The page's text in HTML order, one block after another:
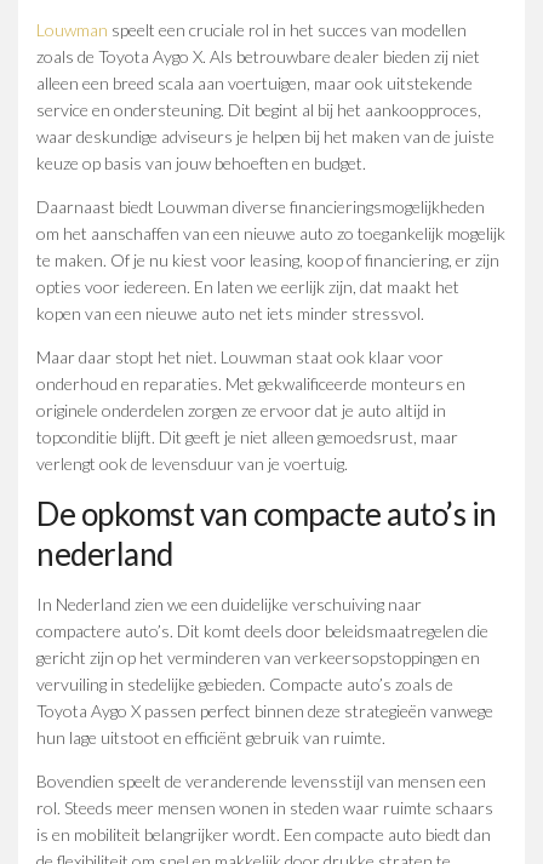
Louwman speelt een cruciale rol in het succes van modellen
zoals de Toyota Aygo X. Als betrouwbare dealer bieden zij niet
alleen een breed scala aan voertuigen, maar ook uitstekende
service en ondersteuning. Dit begint al bij het aankoopproces,
waar deskundige adviseurs je helpen bij het maken van de juiste
keuze op basis van jouw behoeften en budget.
Daarnaast biedt Louwman diverse financieringsmogelijkheden
om het aanschaffen van een nieuwe auto zo toegankelijk mogelijk
te maken. Of je nu kiest voor leasing, koop of financiering, er zijn
opties voor iedereen. En laten we eerlijk zijn, dat maakt het
kopen van een nieuwe auto net iets minder stressvol.
Maar daar stopt het niet. Louwman staat ook klaar voor
onderhoud en reparaties. Met gekwalificeerde monteurs en
originele onderdelen zorgen ze ervoor dat je auto altijd in
topconditie blijft. Dit geeft je niet alleen gemoedsrust, maar
verlengt ook de levensduur van je voertuig.
De opkomst van compacte auto’s in
nederland
In Nederland zien we een duidelijke verschuiving naar
compactere auto’s. Dit komt deels door beleidsmaatregelen die
gericht zijn op het verminderen van verkeersopstoppingen en
vervuiling in stedelijke gebieden. Compacte auto’s zoals de
Toyota Aygo X passen perfect binnen deze strategieën vanwege
hun lage uitstoot en efficiënt gebruik van ruimte.
Bovendien speelt de veranderende levensstijl van mensen een
rol. Steeds meer mensen wonen in steden waar ruimte schaars
is en mobiliteit belangrijker wordt. Een compacte auto biedt dan